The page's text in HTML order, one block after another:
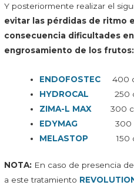
Y posteriormente realizar el
evitar las pérdidas de ritmo
consecuencia dificultades
engrosamiento de los frutos:
ENDOFOSTEC 400
HYDROCAL 250
ZIMA-L MAX 300
EDYMAG 300 c.c.
MELASTOP 150
NOTA: En caso de presencia
a este tratamiento